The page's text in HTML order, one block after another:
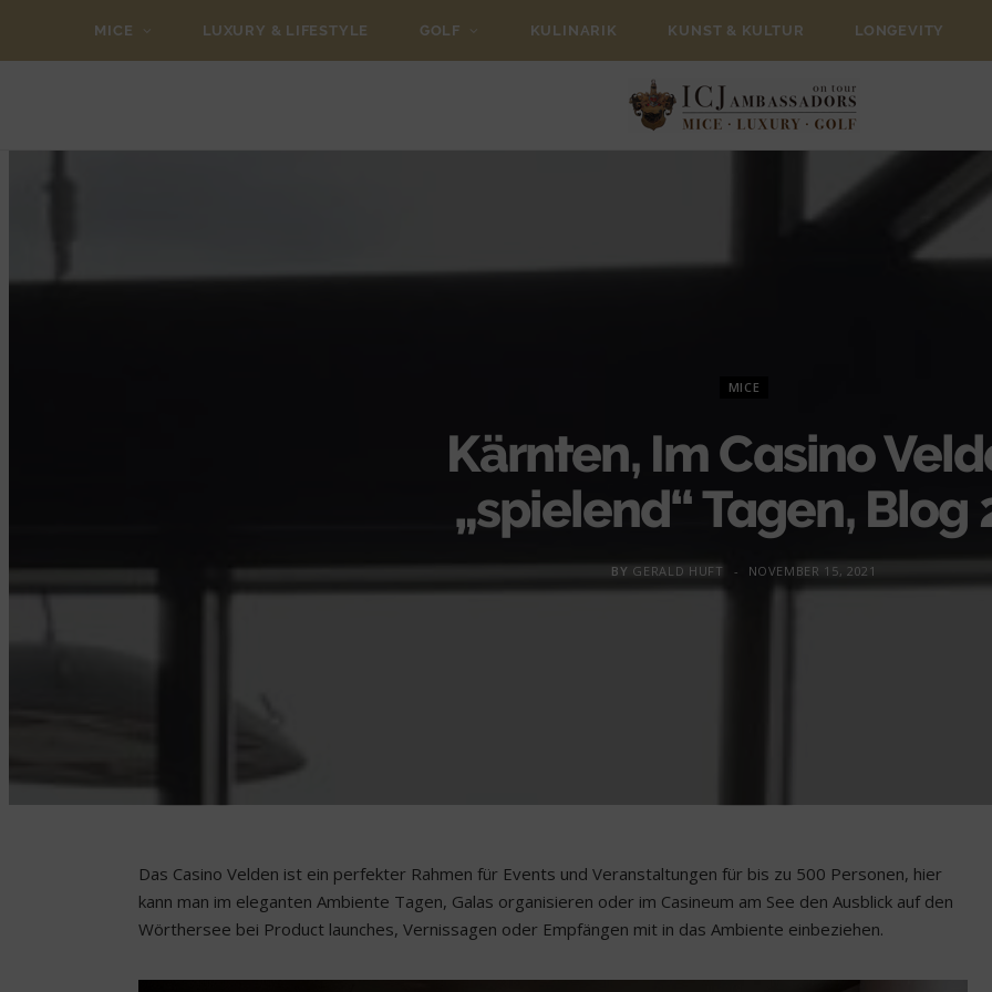
MICE LUXURY & LIFESTYLE GOLF KULINARIK KUNST & KULTUR LONGEVITY
MICE
Kärnten, Im Casino
„spielend“ Tagen, Blog
BY GERALD HUFT NOVEMBER 15, 2021
Das Casino Velden ist ein perfekter Rahmen für Events und Veranstaltungen für bis zu 500 Personen, hier
kann man im eleganten Ambiente Tagen, Galas organisieren oder im Casineum am See den Ausblick auf den
Wörthersee bei Product launches, Vernissagen oder Empfängen mit in das Ambiente einbeziehen.